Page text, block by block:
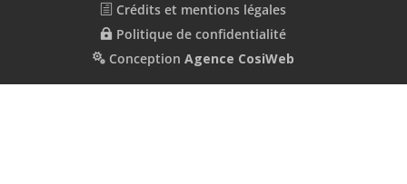
Crédits et mentions légales
Politique de confidentialité
Conception Agence CosiWeb